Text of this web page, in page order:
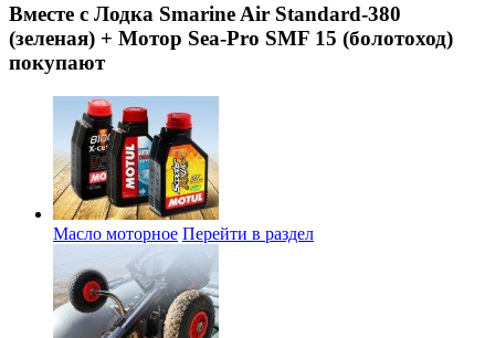
Вместе с Лодка Smarine Air Standard-380
(зеленая) + Мотор Sea-Pro SMF 15 (болотоход)
покупают
Масло моторное Перейти в раздел